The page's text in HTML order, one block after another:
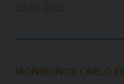
MONSIGNOR CARLO